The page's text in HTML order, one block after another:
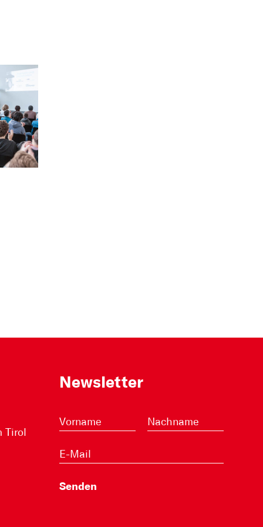
Tirol
Newsletter